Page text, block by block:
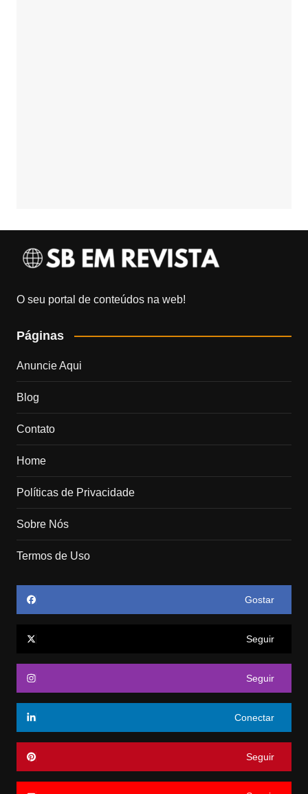
O seu portal de conteúdos na web!
Páginas
Anuncie Aqui
Blog
Contato
Home
Políticas de Privacidade
Sobre Nós
Termos de Uso
Gostar
Seguir
Seguir
Conectar
Seguir